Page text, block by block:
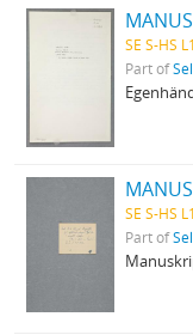
SE S-HS
Part of
SE S-HS
Part of